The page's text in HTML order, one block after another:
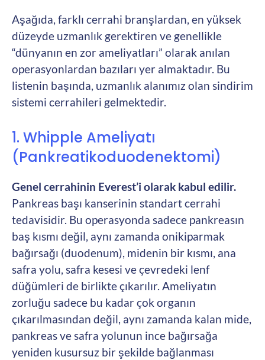
Aşağıda, farklı cerrahi branşlardan, en yüksek
düzeyde uzmanlık gerektiren ve genellikle
“dünyanın en zor ameliyatları” olarak anılan
operasyonlardan bazıları yer almaktadır. Bu
listenin başında, uzmanlık alanımız olan sindirim
sistemi cerrahileri gelmektedir.
1. Whipple Ameliyatı
(Pankreatikoduodenektomi)
Genel cerrahinin Everest’i olarak kabul edilir.
Pankreas başı kanserinin standart cerrahi
tedavisidir. Bu operasyonda sadece pankreasın
baş kısmı değil, aynı zamanda onikiparmak
bağırsağı (duodenum), midenin bir kısmı, ana
safra yolu, safra kesesi ve çevredeki lenf
düğümleri de birlikte çıkarılır. Ameliyatın
zorluğu sadece bu kadar çok organın
çıkarılmasından değil, aynı zamanda kalan mide,
pankreas ve safra yolunun ince bağırsağa
yeniden kusursuz bir şekilde bağlanması